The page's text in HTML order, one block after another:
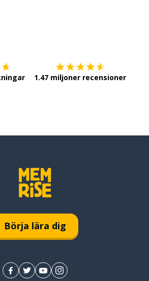
1.47 miljoner recensioner
Börja lära dig